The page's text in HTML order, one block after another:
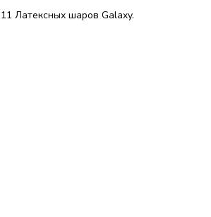
11 Латексных шаров Galaxy.